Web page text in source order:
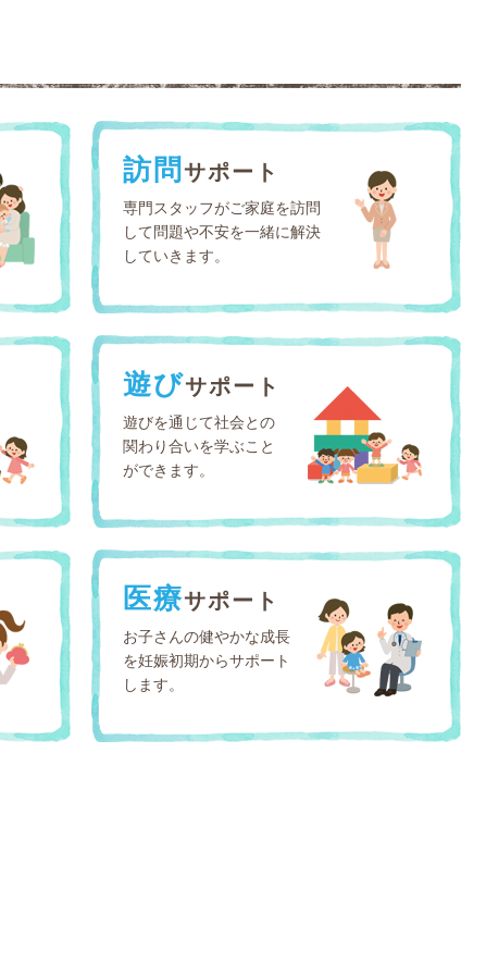
訪問 サポート
専門スタッフがご家庭を訪問
して問題や不安を一緒に解決
していきます。
遊びサポート
遊びを通じて社会との
関わり合いを学ぶこと
ができます。
医療サポート
お子さんの健やかな成長
を妊娠初期からサポート
します。